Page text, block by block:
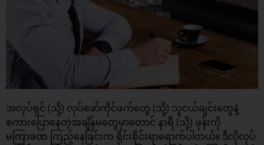
အလုပ်ရှင် (သို့) လုပ်ဖော်ကိုင်ဖက်တွေ (သို့) သူငယ်ချင်းတွေနဲ့
စကားပြောနေတဲ့အချိန်မတွေမှာတောင် နာရီ (သို့) ဖုန်းကို
မကြာခဏ ကြည့်နေခြင်းက ရိုင်းစိုင်းရာရောက်ပါတယ်။ ဒီလိုလုပ်